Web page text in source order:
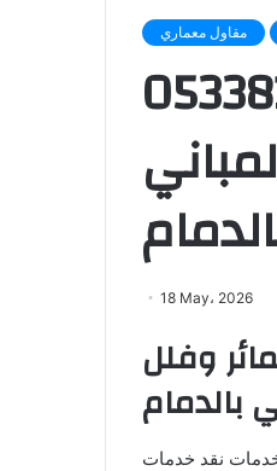
مقاول معماري
0533819888
18 May، 2026
0533819888 بنا عمائر وفلل
بالدمام
نقد خدمات